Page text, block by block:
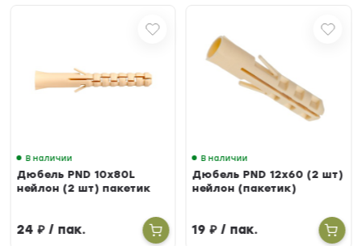
В наличии
Дюбель PND 10х80L
нейлон (2 шт) пакетик
24₽/ пак.
В наличии
Дюбель PND 12х60 (2 шт)
нейлон (пакетик)
19₽/ пак.